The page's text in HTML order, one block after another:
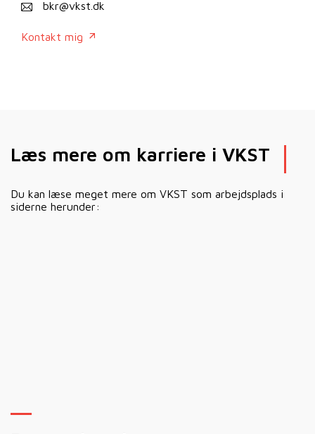
bkr@vkst.dk
Kontakt mig
Læs mere om karriere i VKST
Du kan læse meget mere om VKST som arbejdsplads i
siderne herunder: